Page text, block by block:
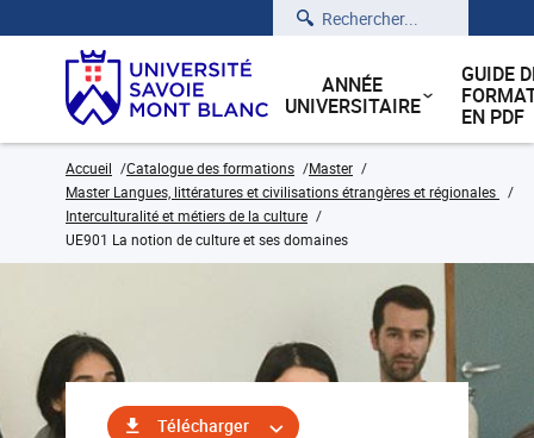
Rechercher
ANNÉE
UNIVERSITAIRE
GUIDE
EN PDF
Accueil Catalogue des formations
Master
Master Langues, littératures et civilisations étrangères et régionales
Interculturalité et métiers de la culture
UE901 La notion de culture et ses domaines
Télécharger